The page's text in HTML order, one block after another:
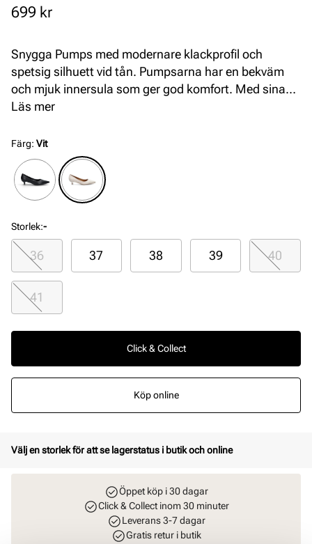
Pris
699 kr
Snygga Pumps med modernare klackprofil och
spetsig silhuett vid tån. Pumpsarna har en bekväm
och mjuk innersula som ger god komfort. Med sina
moderna detaljer passar denna bra till säsongens
Läs mer
Färg: Vit
Storlek:-
36 37 38 39 40
41
Click & Collect
Köp online
Välj en storlek för att se lagerstatus i butik och online
Öppet köp i 30 dagar
Click & Collect inom 30 minuter
Leverans 3-7 dagar
Gratis retur i butik